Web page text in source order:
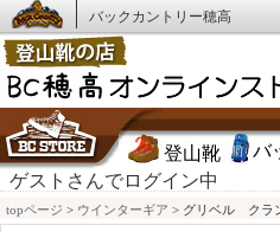
バックカントリー穂高
登山靴 バ
ゲストさんでログイン中
topページ > ウインターギア > グリベル クラ